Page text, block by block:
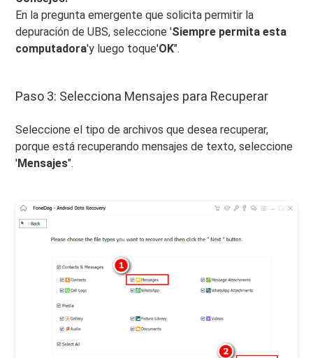
En la pregunta emergente que solicita permitir la
depuración de UBS, seleccione 'Siempre permita esta
computadora'y luego toque'OK".
Paso 3: Selecciona Mensajes para Recuperar
Seleccione el tipo de archivos que desea recuperar,
porque está recuperando mensajes de texto, seleccione
'Mensajes".